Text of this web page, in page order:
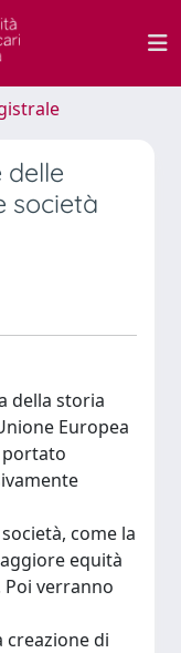
delle
società
della storia
Europea
portato
come la
equità
verranno
creazione di